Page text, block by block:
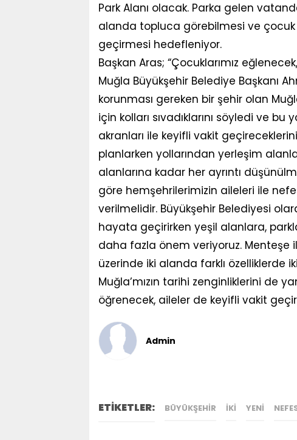
Park Alanı olacak. Parka gelen
alanda topluca görebilmesi ve
geçirmesi hedefleniyor.
Başkan Aras; “Çocuklarımız
Muğla Büyükşehir Belediye Başkanı
korunması gereken bir şehir olan
için kolları sıvadıklarını söyledi ve
akranları ile keyifli vakit
planlarken yollarından yerleşim
alanlarına kadar her ayrıntı
göre hemşehrilerimizin aileleri ile
verilmelidir. Büyükşehir Belediyesi
hayata geçirirken yeşil alanlara,
daha fazla önem veriyoruz. Menteşe
üzerinde iki alanda farklı özelliklerde
Muğla’mızın tarihi zenginliklerini de
öğrenecek, aileler de keyifli vakit
Admin
ETİKETLER: BÜYÜKŞEHIR IKI YENI